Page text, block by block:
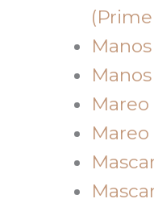
Mareo
Mareo